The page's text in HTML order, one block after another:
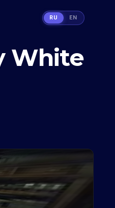
White
RU EN